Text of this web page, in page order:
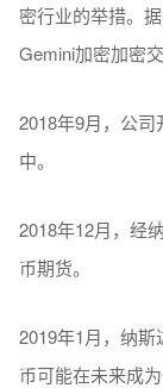
密行业的举措。
Gemini加密加密
2018年9月，公
中。
2018年12月，经
币期货。
2019年1月，纳
币可能在未来成